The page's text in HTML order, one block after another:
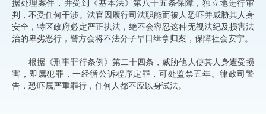
据处理案件，并受到《基本法》第八十五条保障，独立地进行审
判，不受任何干涉。法官因履行司法职能而被人恐吓并威胁其人身
安全，特区政府必定严正执法，绝不会容忍这种无视法纪及损害法
治的卑劣恶行，警方会将不法分子早日缉拿归案，保障社会安宁。
根据《刑事罪行条例》第二十四条，威胁他人使其人身遭受损
害，即属犯罪，一经循公诉程序定罪，可处监禁五年。律政司警
告，恐吓属严重罪行，任何人都不应以身试法。